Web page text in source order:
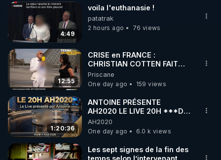
▶ 30 jours gratuit sur l’application de méditation et
de bien-être ENVOL :
Rendez-vous sur
le code : REGENERE
4:49
voila l'euthanasie !
patatrak
2 hours ago
76 views
12:55
CRISE en FRANCE :
CHRISTIAN COTTEN FAIT
une étrange découverte
Priscane
One day ago
159 views
1:20:36
ANTOINE PRÉSENTE
AH2020 LE LIVE 20H ***DU
04/08/2026*** 📷LE
GRAND RÉVEIL EST EN
MARCHE 📷
AH2020
One day ago
6.0 k views
Les sept signes de la fin des
temps selon l’intervenant